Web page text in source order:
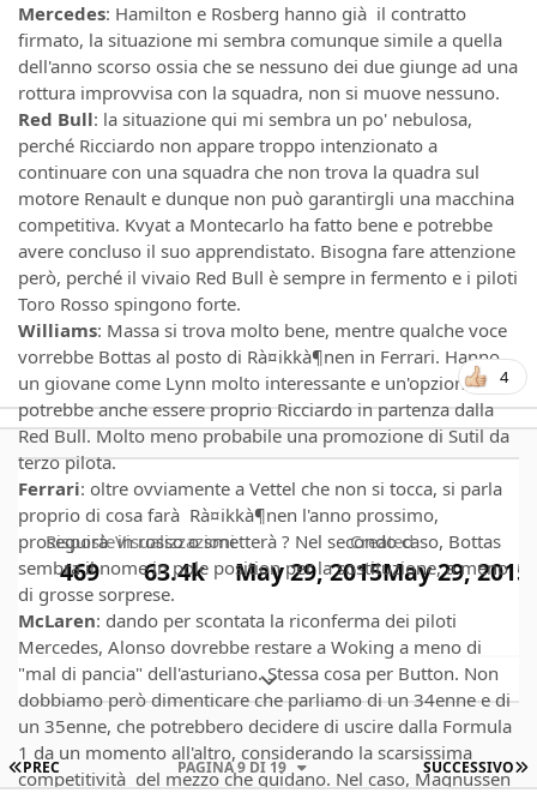
Mercedes: Hamilton e Rosberg hanno già il contratto
firmato, la situazione mi sembra comunque simile a quella
dell'anno scorso ossia che se nessuno dei due giunge ad una
rottura improvvisa con la squadra, non si muove nessuno.
Red Bull: la situazione qui mi sembra un po' nebulosa,
perché Ricciardo non appare troppo intenzionato a
continuare con una squadra che non trova la quadra sul
motore Renault e dunque non può garantirgli una macchina
competitiva. Kvyat a Montecarlo ha fatto bene e potrebbe
avere concluso il suo apprendistato. Bisogna fare attenzione
però, perché il vivaio Red Bull è sempre in fermento e i piloti
Toro Rosso spingono forte.
Williams: Massa si trova molto bene, mentre qualche voce
vorrebbe Bottas al posto di Rà¤ikkà¶nen in Ferrari. Hanno
un giovane come Lynn molto interessante e un'opzione
potrebbe anche essere proprio Ricciardo in partenza dalla
Red Bull. Molto meno probabile una promozione di Sutil da
terzo pilota.
Ferrari: oltre ovviamente a Vettel che non si tocca, si parla
proprio di cosa farà Rà¤ikkà¶nen l'anno prossimo,
proseguirà in rosso o smetterà ? Nel secondo caso, Bottas
sembra il nome in pole position per la sostituzione, a meno
di grosse sorprese.
McLaren: dando per scontata la riconferma dei piloti
Mercedes, Alonso dovrebbe restare a Woking a meno di
"mal di pancia" dell'asturiano. Stessa cosa per Button. Non
dobbiamo però dimenticare che parliamo di un 34enne e di
un 35enne, che potrebbero decidere di uscire dalla Formula
1 da un momento all'altro, considerando la scarsissima
competitività del mezzo che guidano. Nel caso, Magnussen
4
Risposte
469
Visualizzazioni
63.4k
Created
May 29, 2015May 29, 2015
Expand topic overview
PRIMA PAGINA
PREC SUCCESSIVO
PAGINA 9 DI 19